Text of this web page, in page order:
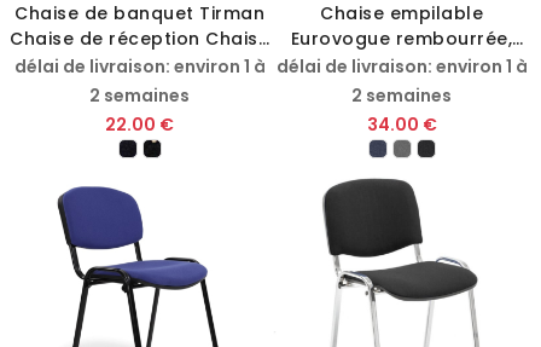
Chaise de banquet Tirman
Chaise de réception Chaise
empilable
délai de livraison: environ 1 à
2 semaines
22.00 €
Chaise empilable
Eurovogue rembourrée,
structure noire
délai de livraison: environ 1 à
2 semaines
34.00 €